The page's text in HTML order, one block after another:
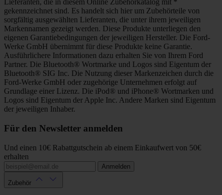
Lieferanten, die in diesem Online Zubehörkatalog mit *
gekennzeichnet sind. Es handelt sich hier um Zubehörteile von
sorgfältig ausgewählten Lieferanten, die unter ihrem jeweiligen
Markennamen gezeigt werden. Diese Produkte unterliegen den
eigenen Garantiebedingungen der jeweiligen Hersteller. Die Ford-
Werke GmbH übernimmt für diese Produkte keine Garantie.
Ausführlichere Informationen dazu erhalten Sie von Ihrem Ford
Partner. Die Bluetooth® Wortmarke und Logos sind Eigentum der
Bluetooth® SIG Inc. Die Nutzung dieser Markenzeichen durch die
Ford-Werke GmbH oder zugehörige Unternehmen erfolgt auf
Grundlage einer Lizenz. Die iPod® und iPhone® Wortmarken und
Logos sind Eigentum der Apple Inc. Andere Marken sind Eigentum
der jeweiligen Inhaber.
Für den Newsletter anmelden
Und einen 10€ Rabattgutschein ab einem Einkaufwert von 50€
erhalten
Anmelden
Zubehör